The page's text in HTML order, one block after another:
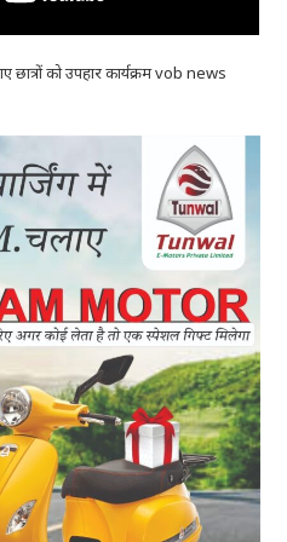
गए छात्रों को उपहार कार्यक्रम vob news